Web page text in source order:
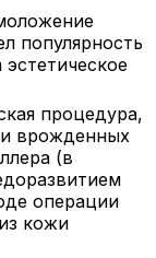
популярность
процедура,
врожденных
(в
операции
кожи